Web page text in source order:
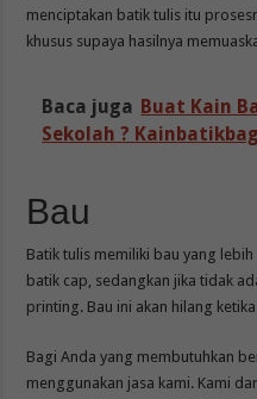
menciptakan batik tulis itu
khusus supaya hasilnya
Baca juga Buat Kain
Sekolah ?
Bau
Batik tulis memiliki bau yang
batik cap, sedangkan jika tidak
printing. Bau ini akan hilang
Bagi Anda yang membutuhkan
menggunakan jasa kami. Kami